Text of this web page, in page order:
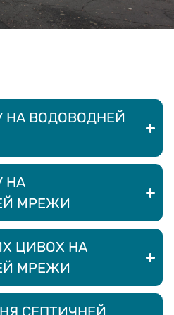
НА ВОДОВОДНЕЙ
НА
МРЕЖИ
ЦИВОХ НА
МРЕЖИ
СЕПТИЧНЕЙ